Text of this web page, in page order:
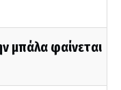
μπάλα φαίνεται